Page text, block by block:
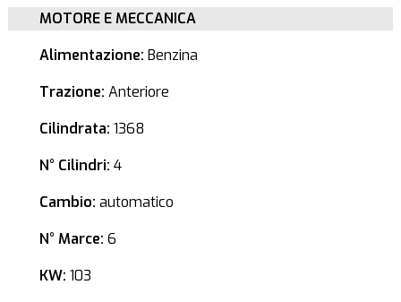
MOTORE E MECCANICA
Alimentazione: Benzina
Trazione: Anteriore
Cilindrata: 1368
N° Cilindri: 4
Cambio: automatico
N° Marce: 6
KW: 103